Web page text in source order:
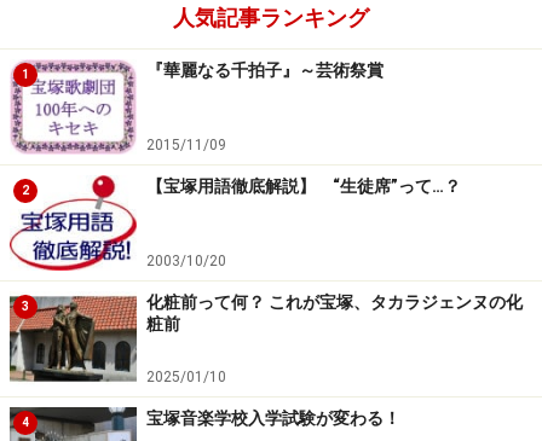
人気記事ランキング
1 『華麗なる千拍子』～芸術祭賞
2015/11/09
2 【宝塚用語徹底解説】 “生徒席”って…？
2003/10/20
3
化粧前って何？ これが宝塚、タカラジェンヌの化
粧前
2025/01/10
4 宝塚音楽学校入学試験が変わる！